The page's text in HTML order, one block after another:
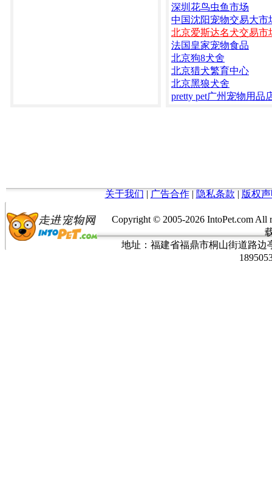
深圳花鸟虫鱼市场
中国沈阳宠物交易大市
北京爱斯达名犬交易市
法国皇家宠物食品
北京狗8犬舍
北京猎犬繁育中心
北京黑狼犬舍
pretty pet广州宠物用品
关于我们 | 广告合作| 隐私条款 | 版权
Copyright © 2005-2026 IntoPet.com
地址：福建省福鼎市桐山街道路边